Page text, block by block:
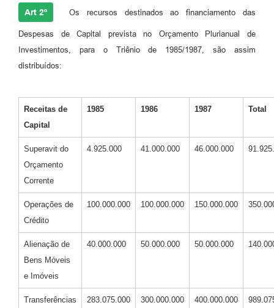
Art 2º Os recursos destinados ao financiamento das
Despesas de Capital prevista no Orçamento Plurianual de
Investimentos, para o Triênio de 1985/1987, são assim
distribuídos:
Receitas de
Capital
1985 1986 1987 Total
Superavit do
Orçamento
Corrente
4.925.000 41.000.000 46.000.000
Operações de
Crédito
100.000.000 100.000.000 150.000.000
Alienação de
Bens Móveis
e Imóveis
40.000.000 50.000.000 50.000.000
Transferências
283.075.000 300.000.000 400.000.000